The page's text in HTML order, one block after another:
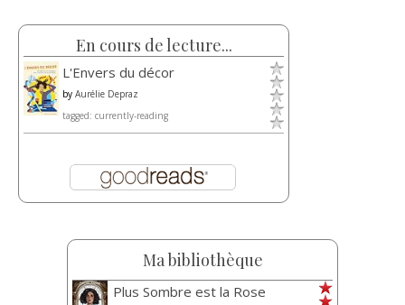
En cours de lecture...
L'Envers du décor
by Aurélie Depraz
tagged: currently-reading
Ma bibliothèque
Plus Sombre est la Rose